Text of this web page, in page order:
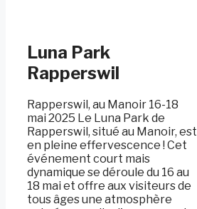
Luna Park
Rapperswil
Rapperswil, au Manoir 16-18
mai 2025 Le Luna Park de
Rapperswil, situé au Manoir, est
en pleine effervescence ! Cet
événement court mais
dynamique se déroule du 16 au
18 mai et offre aux visiteurs de
tous âges une atmosphère